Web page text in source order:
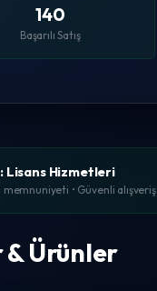
140
Başarılı Satış
Lisans Hizmetleri
• Güvenli alışveriş
Ürünler